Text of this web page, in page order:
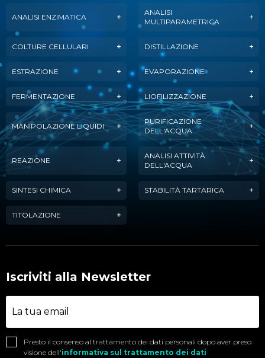
ANALISI ENZIMATICA
ANALISI
MULTIPARAMETRICA
COLTURE CELLULARI DISTILLAZIONE
ESTRAZIONE EVAPORAZIONE
FERMENTAZIONE LIOFILIZZAZIONE
MANIPOLAZIONE LIQUIDI
PURIFICAZIONE
DELL'ACQUA
REAZIONE
ANALISI ATTIVITÀ
DELL'ACQUA
SINTESI CHIMICA STABILITÀ TARTARICA
TITOLAZIONE
Iscriviti alla Newsletter
Presto il consenso al trattamento dei dati personali dopo aver preso
visione dell'informativa sul trattamento dei dati